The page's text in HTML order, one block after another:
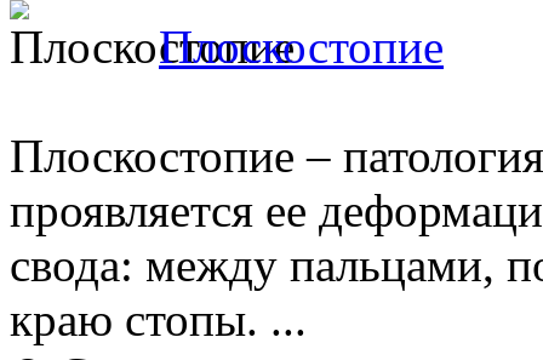
Плоскостопие
Плоскостопие –
проявляется ее
свода: между пальцами,
краю стопы. ...